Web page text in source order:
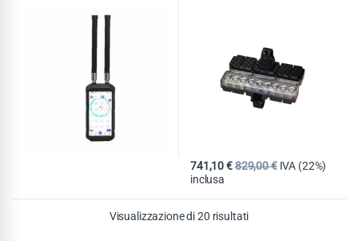
741,10€829,00€ IVA (22%)
inclusa
Visualizzazione di 20 risultati